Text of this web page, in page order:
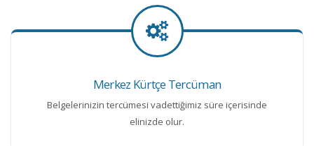
Merkez Kürtçe Tercüman
Belgelerinizin tercümesi vadettiğimiz süre içerisinde
elinizde olur.